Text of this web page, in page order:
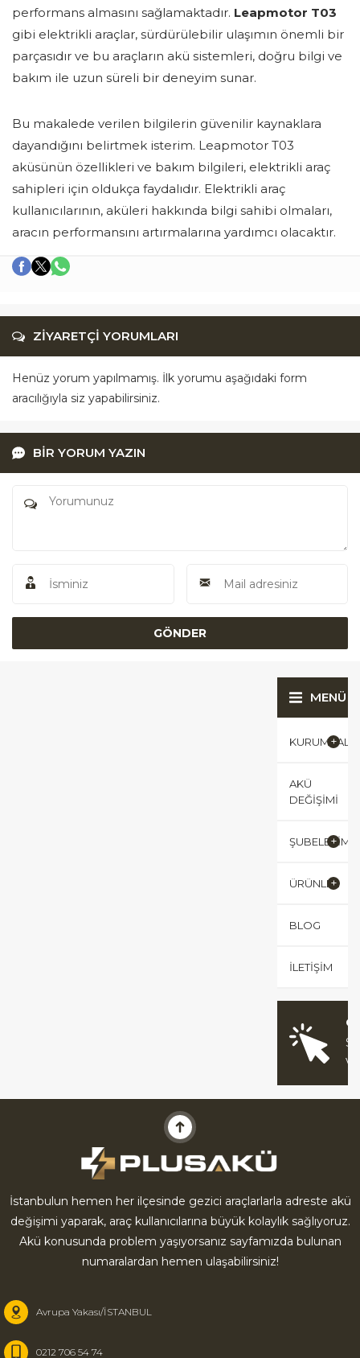
performans almasını sağlamaktadır. Leapmotor T03
gibi elektrikli araçlar, sürdürülebilir ulaşımın önemli bir
parçasıdır ve bu araçların akü sistemleri, doğru bilgi ve
bakım ile uzun süreli bir deneyim sunar.
Bu makalede verilen bilgilerin güvenilir kaynaklara
dayandığını belirtmek isterim. Leapmotor T03
aküsünün özellikleri ve bakım bilgileri, elektrikli araç
sahipleri için oldukça faydalıdır. Elektrikli araç
kullanıcılarının, aküleri hakkında bilgi sahibi olmaları,
aracın performansını artırmalarına yardımcı olacaktır.
ZİYARETÇİ YORUMLARI
Henüz yorum yapılmamış. İlk yorumu aşağıdaki form
aracılığıyla siz yapabilirsiniz.
BİR YORUM YAZIN
MENÜ
KURUMSAL
AKÜ
DEĞIŞIMI
ÜRÜNLER
BLOG
İLETIŞIM
İstanbulun hemen her ilçesinde gezici araçlarlarla adreste akü
değişimi yaparak, araç kullanıcılarına büyük kolaylık sağlıyoruz.
Akü konusunda problem yaşıyorsanız sayfamızda bulunan
numaralardan hemen ulaşabilirsiniz!
Avrupa Yakası/İSTANBUL
0212 706 54 74